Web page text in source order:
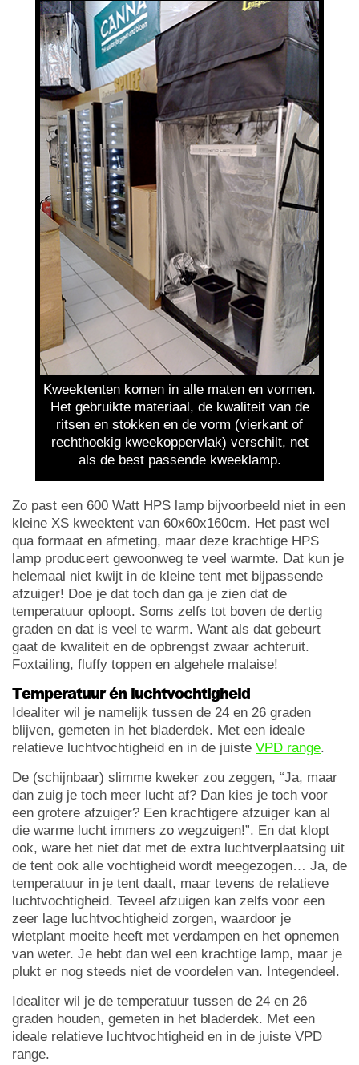
Kweektenten komen in alle maten en vormen.
Het gebruikte materiaal, de kwaliteit van de
ritsen en stokken en de vorm (vierkant of
rechthoekig kweekoppervlak) verschilt, net
als de best passende kweeklamp.
Zo past een 600 Watt HPS lamp bijvoorbeeld niet in een
kleine XS kweektent van 60x60x160cm. Het past wel
qua formaat en afmeting, maar deze krachtige HPS
lamp produceert gewoonweg te veel warmte. Dat kun je
helemaal niet kwijt in de kleine tent met bijpassende
afzuiger! Doe je dat toch dan ga je zien dat de
temperatuur oploopt. Soms zelfs tot boven de dertig
graden en dat is veel te warm. Want als dat gebeurt
gaat de kwaliteit en de opbrengst zwaar achteruit.
Foxtailing, fluffy toppen en algehele malaise!
Temperatuur én luchtvochtigheid
Idealiter wil je namelijk tussen de 24 en 26 graden
blijven, gemeten in het bladerdek. Met een ideale
relatieve luchtvochtigheid en in de juiste VPD range.
De (schijnbaar) slimme kweker zou zeggen, “Ja, maar
dan zuig je toch meer lucht af? Dan kies je toch voor
een grotere afzuiger? Een krachtigere afzuiger kan al
die warme lucht immers zo wegzuigen!”. En dat klopt
ook, ware het niet dat met de extra luchtverplaatsing uit
de tent ook alle vochtigheid wordt meegezogen… Ja, de
temperatuur in je tent daalt, maar tevens de relatieve
luchtvochtigheid. Teveel afzuigen kan zelfs voor een
zeer lage luchtvochtigheid zorgen, waardoor je
wietplant moeite heeft met verdampen en het opnemen
van weter. Je hebt dan wel een krachtige lamp, maar je
plukt er nog steeds niet de voordelen van. Integendeel.
Idealiter wil je de temperatuur tussen de 24 en 26
graden houden, gemeten in het bladerdek. Met een
ideale relatieve luchtvochtigheid en in de juiste VPD
range.